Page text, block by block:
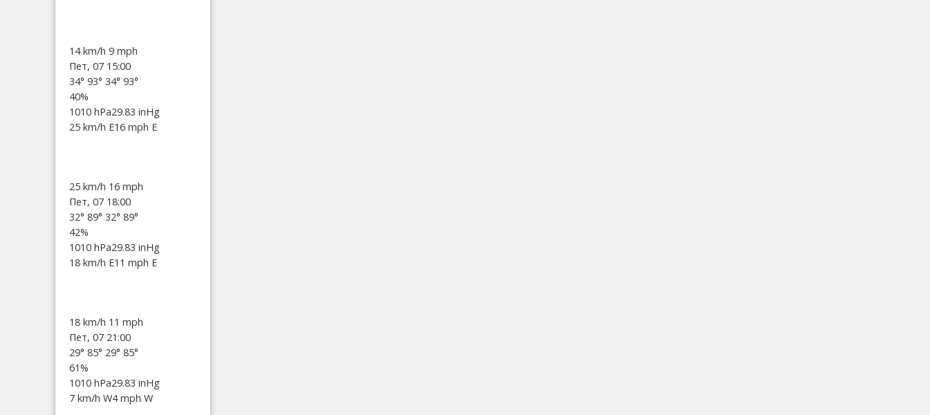
14 km/h 9 mph
Пет, 07 15:00
34° 93° 34° 93°
40%
1010 hPa29.83 inHg
25 km/h E16 mph E
25 km/h 16 mph
Пет, 07 18:00
32° 89° 32° 89°
42%
1010 hPa29.83 inHg
18 km/h E11 mph E
18 km/h 11 mph
Пет, 07 21:00
29° 85° 29° 85°
61%
1010 hPa29.83 inHg
7 km/h W4 mph W